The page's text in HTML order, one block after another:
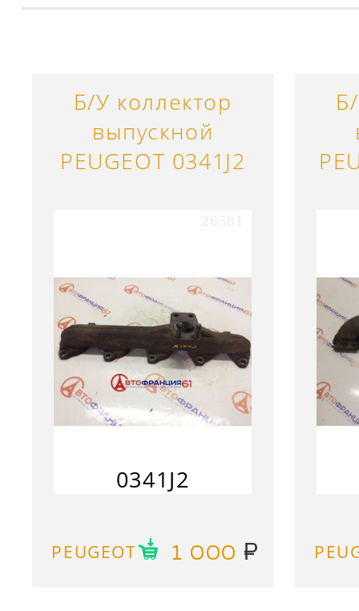
Б/У коллектор
выпускной
PEUGEOT 0341J2
0341J2
PEUGEOT 1 000